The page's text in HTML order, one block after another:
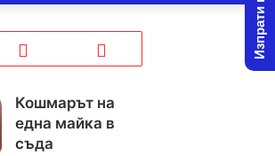
Кошмарът на
една майка в
съда